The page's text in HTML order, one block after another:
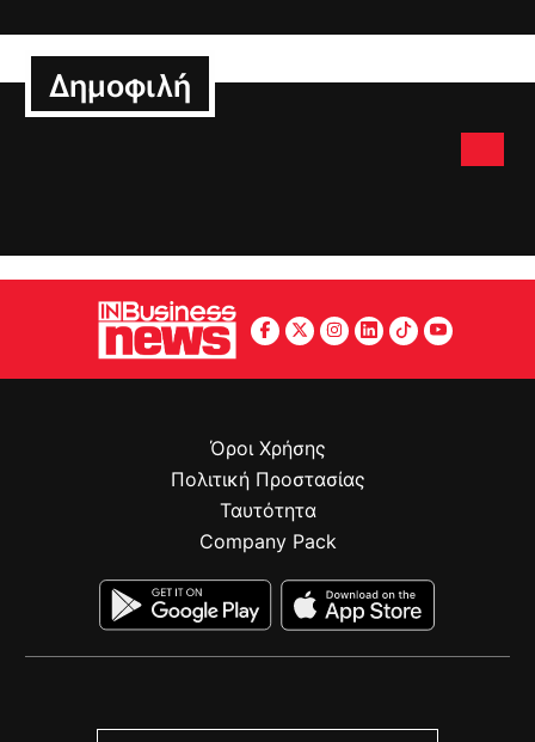
Δημοφιλή
Όροι Χρήσης
Πολιτική Προστασίας
Ταυτότητα
Company Pack